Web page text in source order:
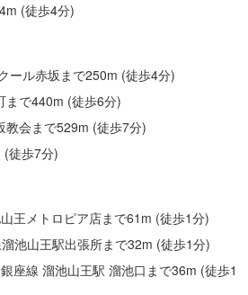
(徒歩4分)
ール赤坂まで250m (徒歩4分)
まで440m (徒歩6分)
教会まで529m (徒歩7分)
(徒歩7分)
王メトロピア店まで61m (徒歩1分)
池山王駅出張所まで32m (徒歩1分)
座線 溜池山王駅 溜池口まで36m (徒歩1